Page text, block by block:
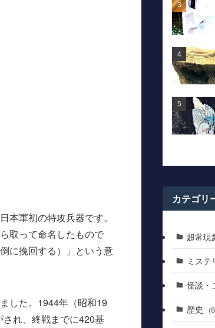
軍初の特攻兵器です。
取って命名したもので
に挽回する）」という意
した。1944年（昭和19
れ、終戦までに420基
カテゴリ
超常現
ミステ
怪談・
歴史